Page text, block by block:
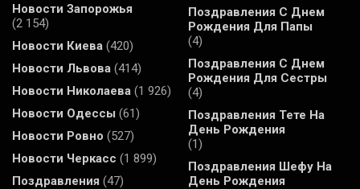
Новости Запорожья
(2 154)
Новости Киева (420)
Новости Львова (414)
Новости Николаева (1 926)
Новости Одессы (61)
Новости Ровно (527)
Новости Черкасс (1 899)
Поздравления (47)
Поздравления С Днем
Рождения Для Папы
(4)
Поздравления С Днем
Рождения Для Сестры
(4)
Поздравления Тете На
День Рождения
(1)
Поздравления Шефу На
День Рождения